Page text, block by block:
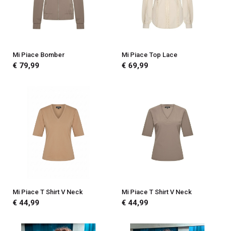
Mi Piace Bomber
€ 79,99
Mi Piace Top Lace
€ 69,99
Mi Piace T Shirt V Neck
€ 44,99
Mi Piace T Shirt V Neck
€ 44,99